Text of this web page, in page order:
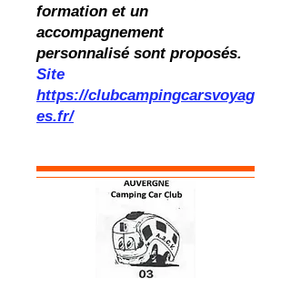
formation et un
accompagnement
personnalisé sont proposés.
Site
https://clubcampingcarsvoyag
es.fr/